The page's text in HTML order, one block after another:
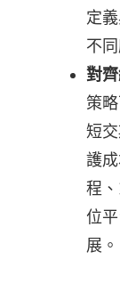
定
不
對
策
短
護
程
位
展。